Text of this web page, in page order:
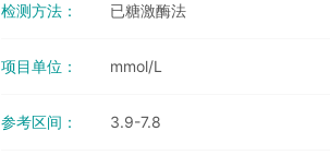
检测方法： 已糖激酶法
项目单位： mmol/L
参考区间： 3.9-7.8